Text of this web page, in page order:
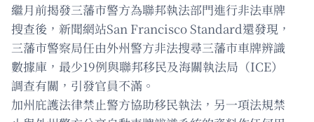
繼月前揭發三藩市警方為聯邦執法部門進行非法車牌
搜查後，新聞網站San Francisco Standard還發現，
三藩市警察局任由外州警方非法搜尋三藩市車牌辨識
數據庫，最少19例與聯邦移民及海關執法局（ICE）
調查有關，引發官員不滿。
加州庇護法律禁止警方協助移民執法，另一項法規禁